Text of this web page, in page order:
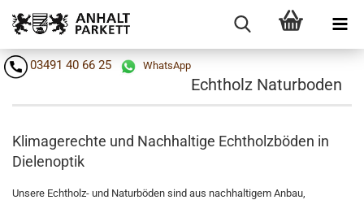
03491 40 66 25 WhatsApp
Echtholz Naturboden
Klimagerechte und Nachhaltige Echtholzböden in
Dielenoptik
Unsere Echtholz- und Naturböden sind aus nachhaltigem Anbau,